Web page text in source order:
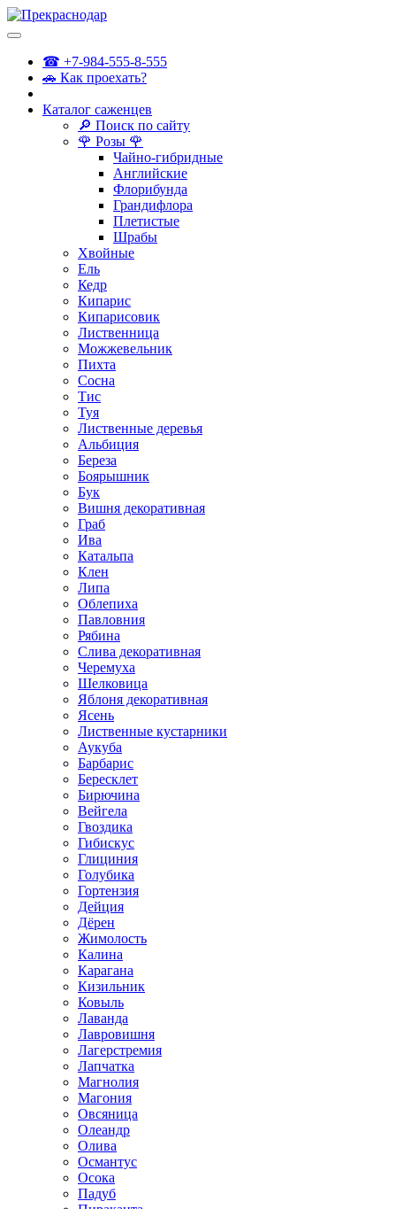
☎ +7-984-555-8-555
🚗 Как проехать?
Каталог саженцев
🔎 Поиск по сайту
🌹 Розы 🌹
Чайно-гибридные
Английские
Флорибунда
Грандифлора
Плетистые
Шрабы
Хвойные
Ель
Кедр
Кипарис
Кипарисовик
Лиственница
Можжевельник
Пихта
Сосна
Тис
Туя
Лиственные деревья
Альбиция
Береза
Боярышник
Бук
Вишня декоративная
Граб
Ива
Катальпа
Клен
Липа
Облепиха
Павловния
Рябина
Слива декоративная
Черемуха
Шелковица
Яблоня декоративная
Ясень
Лиственные кустарники
Аукуба
Барбарис
Бересклет
Бирючина
Вейгела
Гвоздика
Гибискус
Глициния
Голубика
Гортензия
Дейция
Дёрен
Жимолость
Калина
Карагана
Кизильник
Ковыль
Лаванда
Лавровишня
Лагерстремия
Лапчатка
Магнолия
Магония
Овсяница
Олеандр
Олива
Османтус
Осока
Падуб